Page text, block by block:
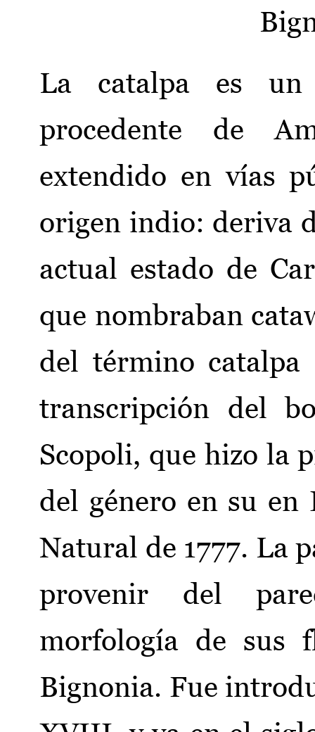
La catalpa es
procedente de
extendido en vías
origen indio: deriva
actual estado de
que nombraban
del término
transcripción del
Scopoli, que hizo la
del género en su
Natural de 1777. La
provenir del
morfología de sus
Bignonia. Fue